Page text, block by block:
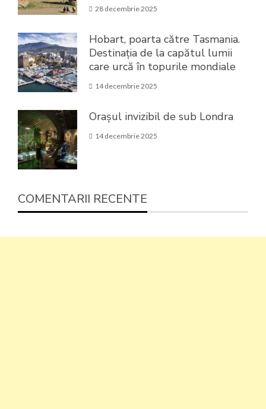
28 decembrie 2025
Hobart, poarta către Tasmania.
Destinația de la capătul lumii
care urcă în topurile mondiale
14 decembrie 2025
Orașul invizibil de sub Londra
14 decembrie 2025
COMENTARII RECENTE